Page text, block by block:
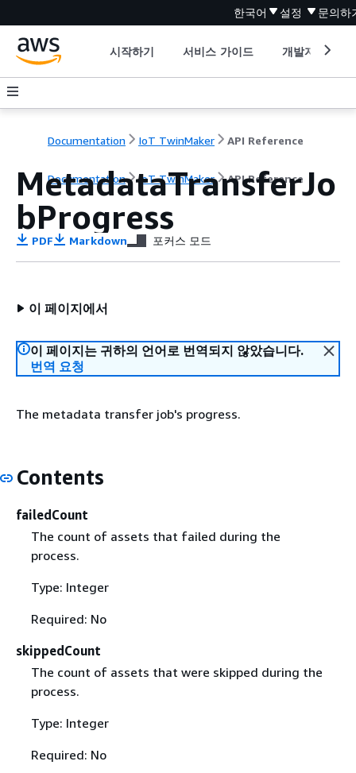
한국어 설정 문의하
시작하기 서비스 가이드 개발자 도구
Documentation IoT TwinMaker API Reference
Documentation IoT TwinMaker API Reference
MetadataTransferJo
bProgress
PDF Markdown 포커스 모드
이 페이지에서
이 페이지는 귀하의 언어로 번역되지 않았습니다.
번역 요청
The metadata transfer job's progress.
Contents
failedCount
The count of assets that failed during the
process.
Type: Integer
Required: No
skippedCount
The count of assets that were skipped during the
process.
Type: Integer
Required: No